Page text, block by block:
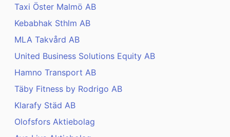
Taxi Öster Malmö AB
Kebabhak Sthlm AB
MLA Takvård AB
United Business Solutions Equity AB
Hamno Transport AB
Täby Fitness by Rodrigo AB
Klarafy Städ AB
Olofsfors Aktiebolag